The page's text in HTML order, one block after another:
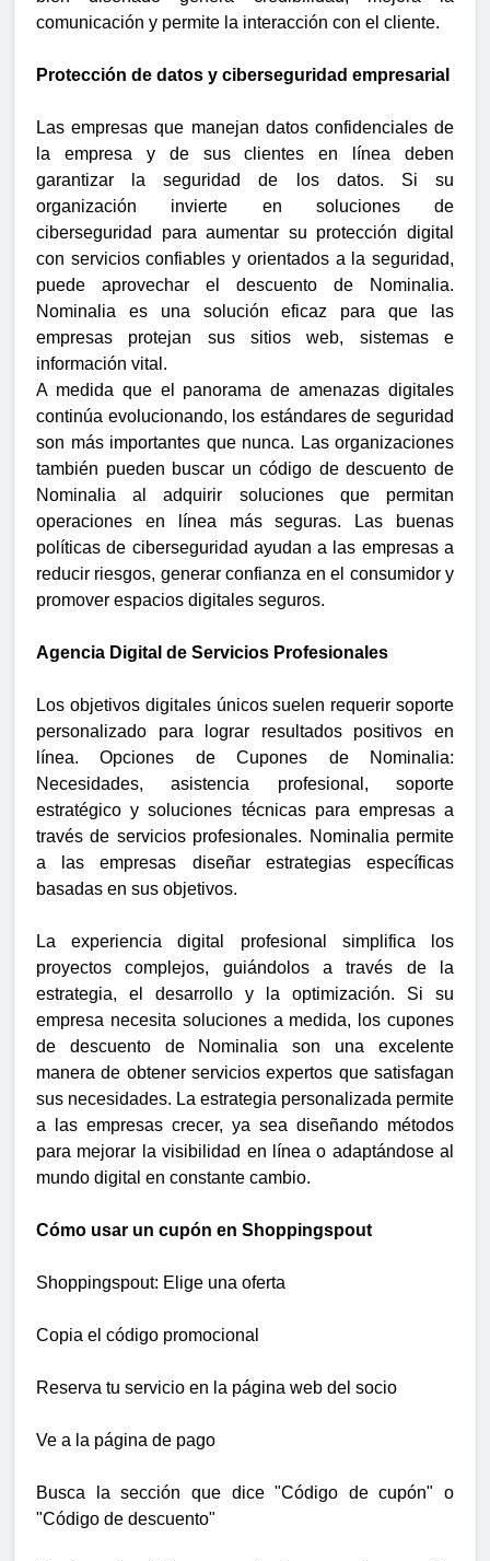
comunicación y permite la interacción con el cliente.
Protección de datos y ciberseguridad empresarial
Las empresas que manejan datos confidenciales de
la empresa y de sus clientes en línea deben
garantizar la seguridad de los datos. Si su
organización invierte en soluciones de
ciberseguridad para aumentar su protección digital
con servicios confiables y orientados a la seguridad,
puede aprovechar el descuento de Nominalia.
Nominalia es una solución eficaz para que las
empresas protejan sus sitios web, sistemas e
información vital.
A medida que el panorama de amenazas digitales
continúa evolucionando, los estándares de seguridad
son más importantes que nunca. Las organizaciones
también pueden buscar un código de descuento de
Nominalia al adquirir soluciones que permitan
operaciones en línea más seguras. Las buenas
políticas de ciberseguridad ayudan a las empresas a
reducir riesgos, generar confianza en el consumidor y
promover espacios digitales seguros.
Agencia Digital de Servicios Profesionales
Los objetivos digitales únicos suelen requerir soporte
personalizado para lograr resultados positivos en
línea. Opciones de Cupones de Nominalia:
Necesidades, asistencia profesional, soporte
estratégico y soluciones técnicas para empresas a
través de servicios profesionales. Nominalia permite
a las empresas diseñar estrategias específicas
basadas en sus objetivos.
La experiencia digital profesional simplifica los
proyectos complejos, guiándolos a través de la
estrategia, el desarrollo y la optimización. Si su
empresa necesita soluciones a medida, los cupones
de descuento de Nominalia son una excelente
manera de obtener servicios expertos que satisfagan
sus necesidades. La estrategia personalizada permite
a las empresas crecer, ya sea diseñando métodos
para mejorar la visibilidad en línea o adaptándose al
mundo digital en constante cambio.
Cómo usar un cupón en Shoppingspout
Shoppingspout: Elige una oferta
Copia el código promocional
Reserva tu servicio en la página web del socio
Ve a la página de pago
Busca la sección que dice "Código de cupón" o
"Código de descuento"